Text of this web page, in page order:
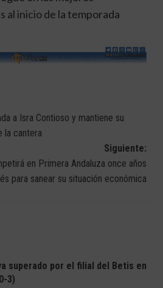
al inicio de la temporada
a Isra Contioso y mantiene su
la cantera
Siguiente:
en Primera Andaluza once años
para sanear su situación económica
superado por el filial del Betis en
3)